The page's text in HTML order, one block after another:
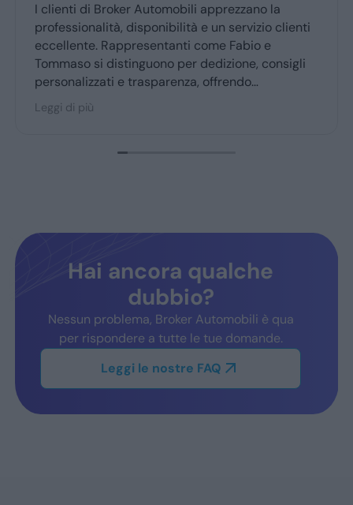
di Broker Automobili apprezzano la
disponibilità e un servizio clienti
Rappresentanti come Fabio e
si distinguono per dedizione, consigli
e trasparenza, offrendo
d’acquisto accogliente. Broker
è molto consigliato dai clienti fedeli,
di più
Hai ancora qualche
dubbio?
Nessun problema, Broker Automobili è qua
per rispondere a tutte le tue domande.
Leggi le nostre FAQ